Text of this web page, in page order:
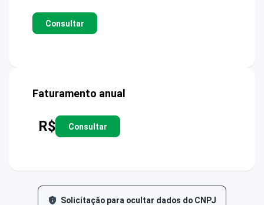
Consultar
Faturamento anual
R$ Consultar
Solicitação para ocultar dados do CNPJ